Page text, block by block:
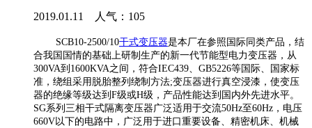
2019.01.11 人气： 105
SCB10-2500/10干式变压器是本厂在参照国际同类产品，结
合我国国情的基础上研制生产的新一代节能型电力变压器，从
300VA到1600KVA之间，符合IEC439、GB5226等国际、国家标
准，绕组采用脱胎整列绕制方法;变压器进行真空浸漆，使变压
器的绝缘等级达到F级或H级，产品性能达到国内外先进水平。
SG系列三相干式隔离变压器广泛适用于交流50Hz至60Hz，电压
660V以下的电路中，广泛用于进口重要设备、精密机床、机械